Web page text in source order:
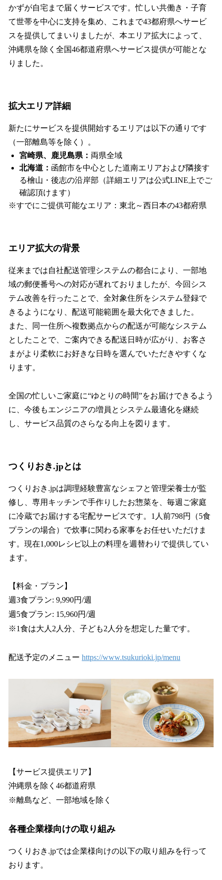
かずが自宅まで届くサービスです。忙しい共働き・子育
て世帯を中心に支持を集め、これまで43都府県へサービ
スを提供してまいりましたが、本エリア拡大によって、
沖縄県を除く全国46都道府県へサービス提供が可能とな
りました。
拡大エリア詳細
新たにサービスを提供開始するエリアは以下の通りです
（一部離島等を除く）。
宮崎県、鹿児島県： 両県全域
北海道： 函館市を中心とした道南エリアおよび隣接す
る檜山・後志の沿岸部（詳細エリアは公式LINE上でご
確認頂けます）
※すでにご提供可能なエリア：東北～西日本の43都府県
エリア拡大の背景
従来までは自社配送管理システムの都合により、一部地
域の郵便番号への対応が遅れておりましたが、今回シス
テム改善を行ったことで、全対象住所をシステム登録で
きるようになり、配送可能範囲を最大化できました。
また、同一住所へ複数拠点からの配送が可能なシステム
としたことで、ご案内できる配送日時が広がり、お客さ
まがより柔軟にお好きな日時を選んでいただきやすくな
ります。
全国の忙しいご家庭に“ゆとりの時間”をお届けできるよう
に、今後もエンジニアの増員とシステム最適化を継続
し、サービス品質のさらなる向上を図ります。
つくりおき.jpとは
つくりおき.jpは調理経験豊富なシェフと管理栄養士が監
修し、専用キッチンで手作りしたお惣菜を、毎週ご家庭
に冷蔵でお届けする宅配サービスです。1人前798円（5食
プランの場合）で炊事に関わる家事をお任せいただけま
す。現在1,000レシピ以上の料理を週替わりで提供してい
ます。
【料金・プラン】
週3食プラン: 9,990円/週
週5食プラン: 15,960円/週
※1食は大人2人分、子ども2人分を想定した量です。
配送予定のメニュー https://www.tsukurioki.jp/menu
【サービス提供エリア】
沖縄県を除く46都道府県
※離島など、一部地域を除く
各種企業様向けの取り組み
つくりおき.jpでは企業様向けの以下の取り組みを行って
おります。